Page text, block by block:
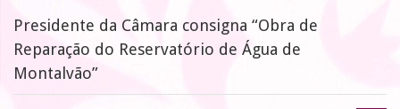
Presidente da Câmara consigna “Obra de
Reparação do Reservatório de Água de
Montalvão”